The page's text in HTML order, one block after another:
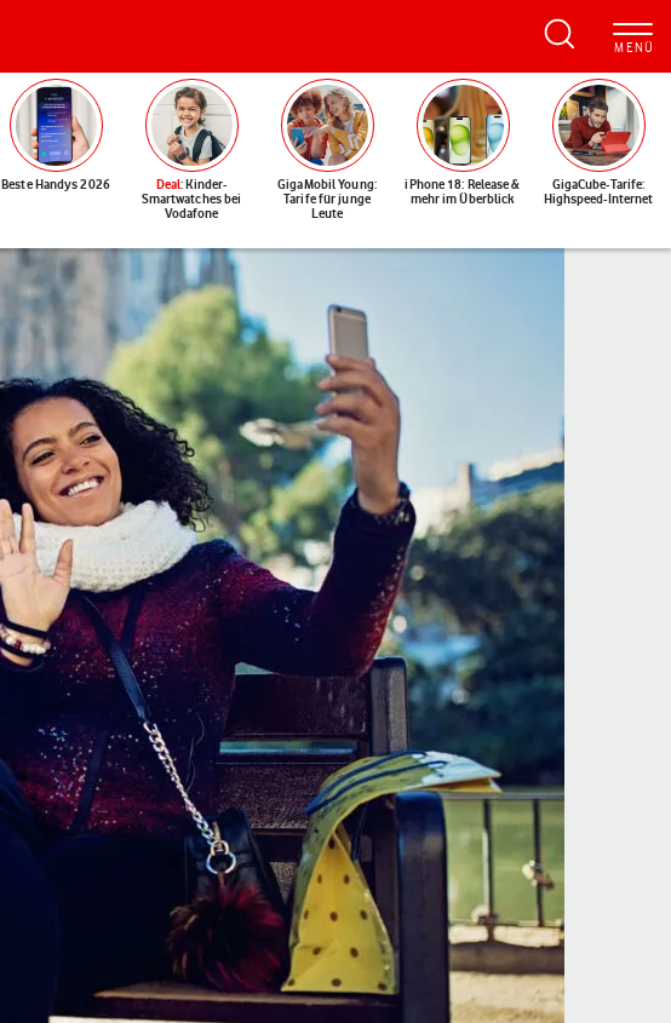
Beste Handys 2026 Deal: Kinder-
Smartwatches bei
Vodafone
GigaMobil Young:
Tarife für junge
Leute
iPhone 18: Release &
mehr im Überblick
GigaCube-Tarife:
Highspeed-Internet